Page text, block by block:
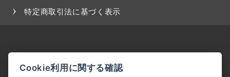
特定商取引法に基づく表示
Cookie利用に関する確認